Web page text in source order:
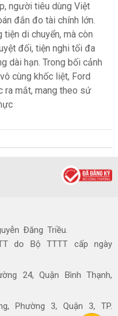
người tiêu dùng Việt
đắn đo tài chính lớn.
di chuyển, mà còn
đối, tiện nghi tối đa
dài hạn. Trong bối cảnh
cùng khốc liệt, Ford
ra mắt, mang theo sứ
Đăng Triều.
do Bộ TTTT cấp ngày
24, Quận Bình Thạnh,
Phường 3, Quận 3, TP.